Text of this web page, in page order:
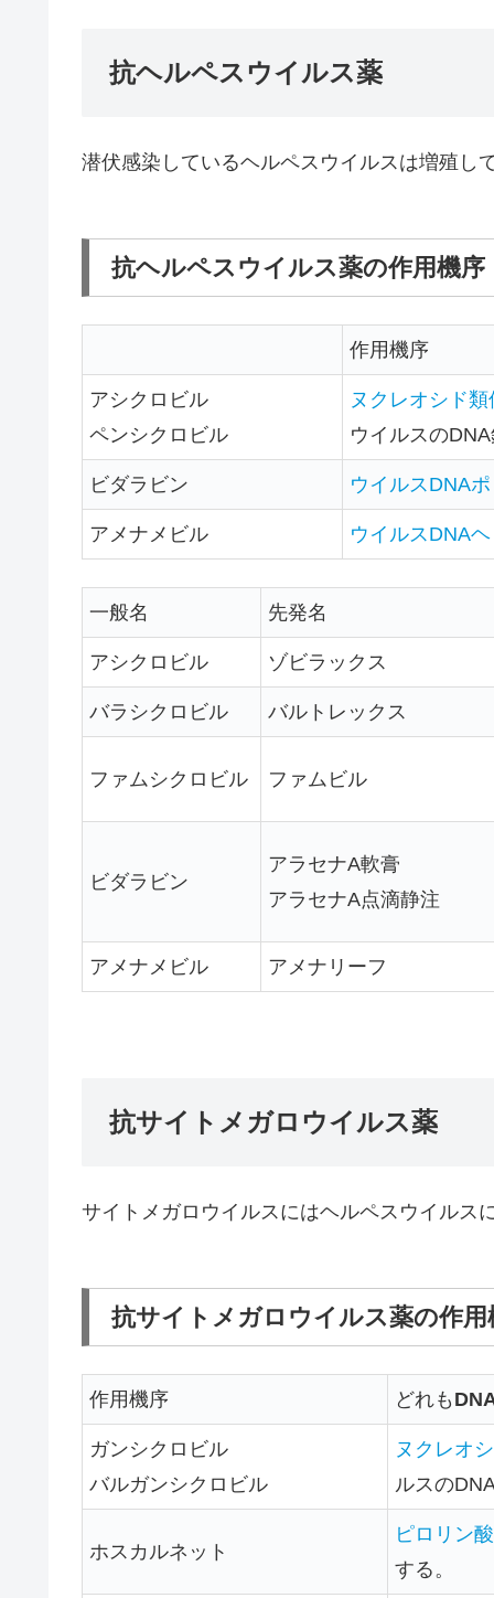
抗ヘルペスウイルス薬
潜伏感染しているヘルペスウイルスは増殖し
抗ヘルペスウイルス薬の作用機序
作用機序
アシクロビル
ペンシクロビル
ヌクレオシド類
ウイルスの
ビダラビン ウイルスDNA
アメナメビル ウイルスDNA
一般名 先発名
アシクロビル ゾビラックス
バラシクロビル バルトレックス
ファムシクロビル ファムビル
ビダラビン
アラセナA軟膏
アラセナA点滴静注
アメナメビル アメナリーフ
抗サイトメガロウイルス薬
サイトメガロウイルスにはヘルペスウイルス
抗サイトメガロウイルス薬の作用
作用機序 どれも
ガンシクロビル
バルガンシクロビル
ヌクレオ
ルスの
ホスカルネット
ピロリン
する。